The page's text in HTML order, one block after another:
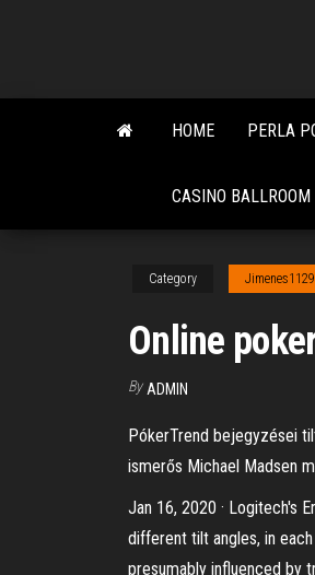
content
HOME PERLA
CASINO
Category
Online
By ADMIN
PókerTrend bejegyzései
ismerős Michael Madsen
Jan 16, 2020 · Logitech's
different tilt angles, in
presumably influenced by